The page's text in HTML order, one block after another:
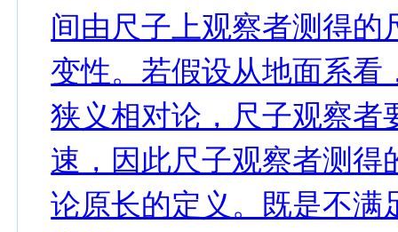
间由尺子上观察者测得的
变性。若假设从地面系看
狭义相对论，尺子观察者
速，因此尺子观察者测得
论原长的定义。既是不满